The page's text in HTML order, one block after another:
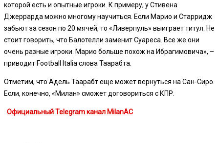
которой есть и опытные игроки. К примеру, у Стивена
Джеррарда можно многому научиться. Если Марио и Старридж
забьют за сезон по 20 мячей, то «Ливерпуль» выиграет титул. Не
стоит говорить, что Балотелли заменит Суареса. Все же они
очень разные игроки. Марио больше похож на Ибрагимовича», –
приводит Football Italia слова Таарабта.
Отметим, что Адель Таарабт еще может вернуться на Сан-Сиро.
Если, конечно, «Милан» сможет договориться с КПР.
Официальный Telegram канал MilanAC